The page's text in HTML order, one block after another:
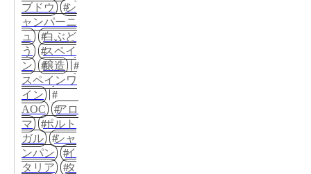
ブドウ
シ
ャンパーニ
ュ
白ぶど
う
スペイ
ン
醸造
スペインワ
イン
AOC
アロ
マ
ポルト
ガル
シャ
ンパン
イ
タリア
タ